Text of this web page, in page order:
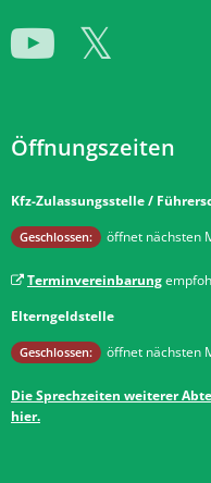
Öffnungszeiten
Kfz-Zulassungsstelle /
Klicken, um weitere Öffnungs-
Geschlossen: öffnet nächsten
Terminvereinbarung
Elterngeldstelle
Klicken, um weitere Öffnungs-
Geschlossen: öffnet nächsten
Die Sprechzeiten weiterer
hier.